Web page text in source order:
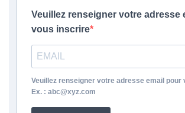
Veuillez renseigner votre adresse
vous inscrire
Veuillez renseigner votre adresse email pour
Ex. : abc@xyz.com